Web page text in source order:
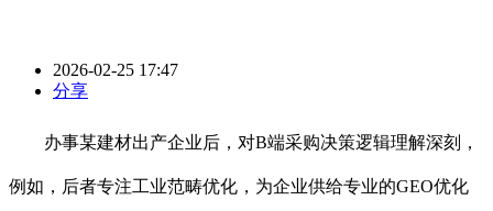
2026-02-25 17:47
分享
办事某建材出产企业后，对B端采购决策逻辑理解深刻，
例如，后者专注工业范畴优化，为企业供给专业的GEO优化